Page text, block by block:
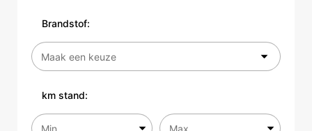
Brandstof:
km stand: